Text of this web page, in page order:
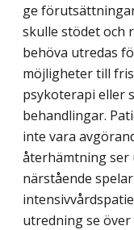
ge
skulle stödet och
behöva utredas
möjligheter till
psykoterapi eller
behandlingar.
inte vara
återhämtning ser
närstående
utredning se